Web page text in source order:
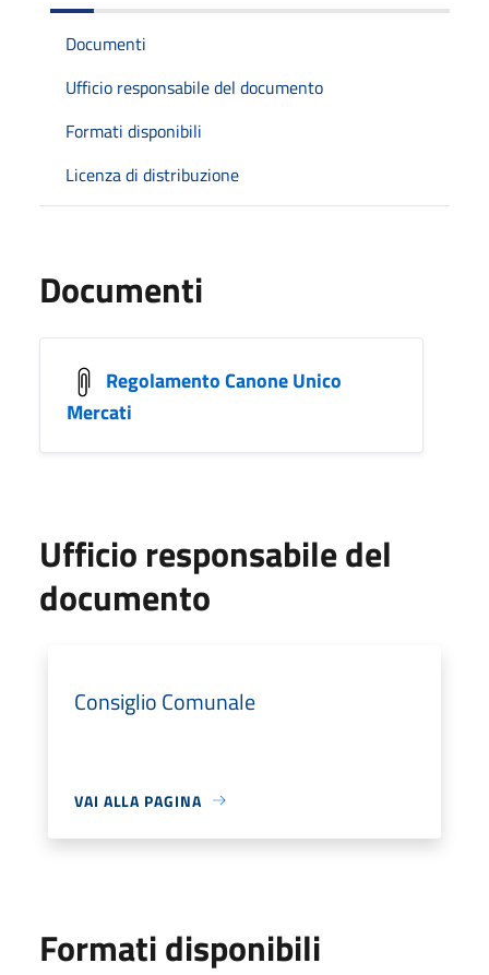
Documenti
Ufficio responsabile del documento
Formati disponibili
Licenza di distribuzione
Documenti
Regolamento Canone Unico
Mercati
Ufficio responsabile del
documento
Consiglio Comunale
VAI ALLA PAGINA
Formati disponibili